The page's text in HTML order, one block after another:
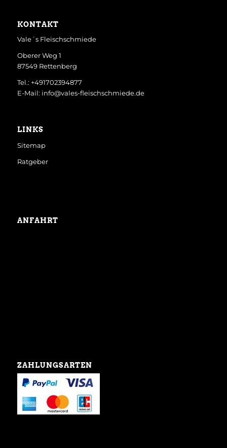
KONTAKT
Vale´s Fleischschmiede
Oberer Weg 1
87549 Rettenberg
Tel.: +491702394877
E-Mail: info@vales-fleischschmiede.de
LINKS
Sitemap
Ratgeber
ANFAHRT
ZAHLUNGSARTEN